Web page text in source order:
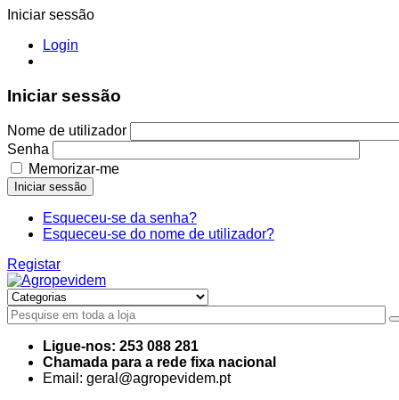
Iniciar sessão
Login
Iniciar sessão
Nome de utilizador
Senha
Memorizar-me
Iniciar sessão
Esqueceu-se da senha?
Esqueceu-se do nome de utilizador?
Registar
Ligue-nos: 253 088 281
Chamada para a rede fixa nacional
Email: geral@agropevidem.pt